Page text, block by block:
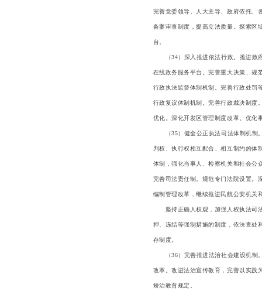
完善党委领导、人大主导、政府依托、
备案审查制度，提高立法质量。探索区
台。
（34）深入推进依法行政。推进政府
在线政务服务平台。完善重大决策、规
行政执法监督体制机制。完善行政处罚
行政复议体制机制。完善行政裁决制度
优化。深化开发区管理制度改革。优化
（35）健全公正执法司法体制机制。
判权、执行权相互配合、相互制约的体
体制，强化当事人、检察机关和社会公
完善司法责任制。规范专门法院设置。
编制管理改革，继续推进民航公安机关
坚持正确人权观，加强人权执法司法
押、冻结等强制措施的制度，依法查处
存制度。
（36）完善推进法治社会建设机制。
改革。改进法治宣传教育，完善以实践
矫治教育规定。